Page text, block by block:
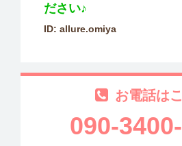
ださい♪
ID: allure.omiya
お電話は
090-